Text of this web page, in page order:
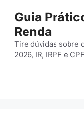
para
conteúdo
Guia
Renda
Tire dúvidas sobre
2026, IR, IRPF e CPF